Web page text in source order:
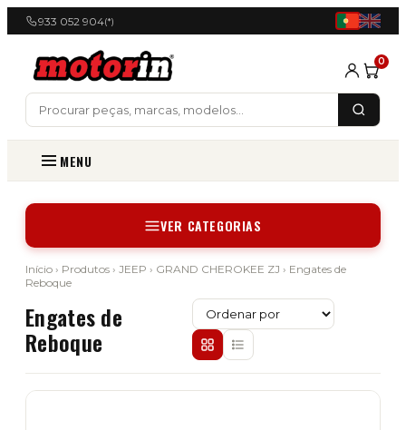
933 052 904(*)
0
MENU
VER CATEGORIAS
Início › Produtos › JEEP › GRAND CHEROKEE ZJ › Engates de
Reboque
Engates de
Reboque